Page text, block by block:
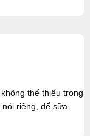
thể thiếu trong
riêng, để sữa